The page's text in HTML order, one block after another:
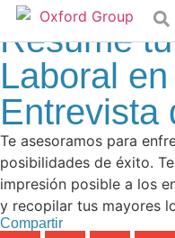
Asesoría, Consultoría
Resume
Laboral
Entrevista
Te asesoramos para
posibilidades de éxito.
impresión posible a los
y recopilar tus mayores
Compartir